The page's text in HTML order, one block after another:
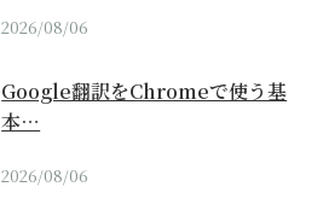
2026/08/06
Google翻訳をChromeで使う基
本…
2026/08/06